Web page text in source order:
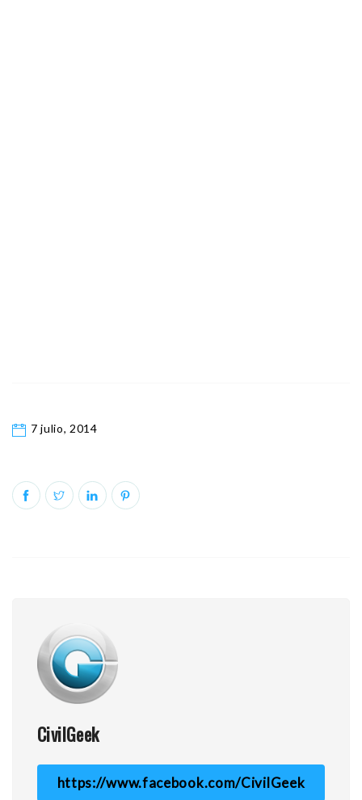
7 julio, 2014
CivilGeek
https://www.facebook.com/CivilGeek